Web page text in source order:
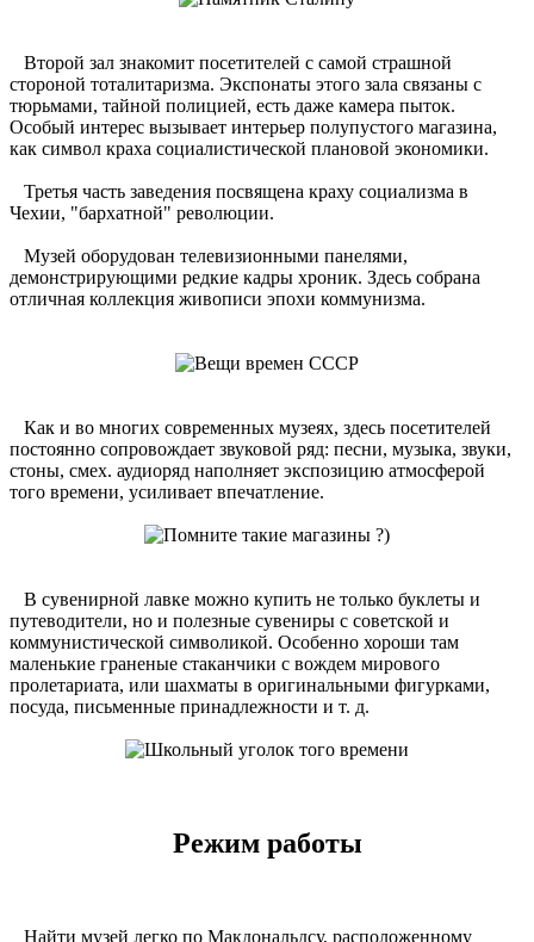
Второй зал знакомит посетителей с самой страшной
стороной тоталитаризма. Экспонаты этого зала связаны с
тюрьмами, тайной полицией, есть даже камера пыток.
Особый интерес вызывает интерьер полупустого магазина,
как символ краха социалистической плановой экономики.
Третья часть заведения посвящена краху социализма в
Чехии, "бархатной" революции.
Музей оборудован телевизионными панелями,
демонстрирующими редкие кадры хроник. Здесь собрана
отличная коллекция живописи эпохи коммунизма.
Как и во многих современных музеях, здесь посетителей
постоянно сопровождает звуковой ряд: песни, музыка, звуки,
стоны, смех. аудиоряд наполняет экспозицию атмосферой
того времени, усиливает впечатление.
В сувенирной лавке можно купить не только буклеты и
путеводители, но и полезные сувениры с советской и
коммунистической символикой. Особенно хороши там
маленькие граненые стаканчики с вождем мирового
пролетариата, или шахматы в оригинальными фигурками,
посуда, письменные принадлежности и т. д.
Режим работы
Найти музей легко по Макдональдсу, расположенному